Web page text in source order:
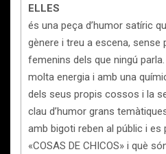
ELLES
és una peça d’humor satíric
gènere i treu a escena, sense
femenins dels que ningú
molta energia i amb una
dels seus propis cossos i la
clau d’humor grans
amb bigoti reben al públic i es
«COSAS DE CHICOS» i què